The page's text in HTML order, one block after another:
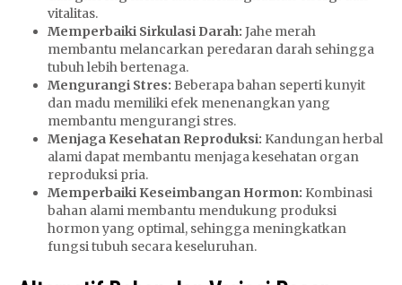
vitalitas.
Memperbaiki Sirkulasi Darah: Jahe merah
membantu melancarkan peredaran darah sehingga
tubuh lebih bertenaga.
Mengurangi Stres: Beberapa bahan seperti kunyit
dan madu memiliki efek menenangkan yang
membantu mengurangi stres.
Menjaga Kesehatan Reproduksi: Kandungan herbal
alami dapat membantu menjaga kesehatan organ
reproduksi pria.
Memperbaiki Keseimbangan Hormon: Kombinasi
bahan alami membantu mendukung produksi
hormon yang optimal, sehingga meningkatkan
fungsi tubuh secara keseluruhan.